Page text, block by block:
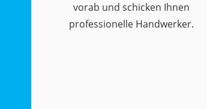
vorab und schicken Ihnen
professionelle Handwerker.